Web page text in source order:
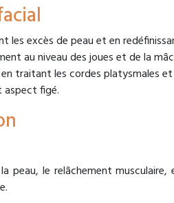
les excès de peau et en
au niveau des joues et de la
traitant les cordes platysmales et
figé.
peau, le relâchement